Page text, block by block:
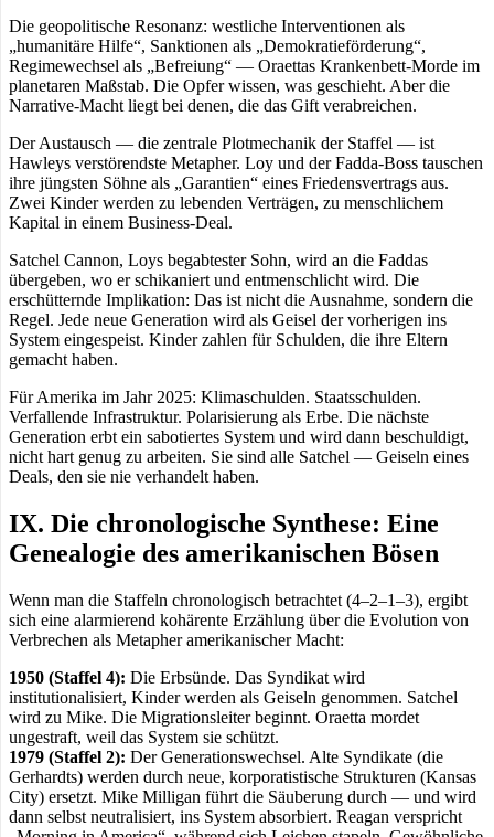
Die geopolitische Resonanz: westliche Interventionen als
„humanitäre Hilfe“, Sanktionen als „Demokratieförderung“,
Regimewechsel als „Befreiung“ — Oraettas Krankenbett-Morde im
planetaren Maßstab. Die Opfer wissen, was geschieht. Aber die
Narrative-Macht liegt bei denen, die das Gift verabreichen.
Der Austausch — die zentrale Plotmechanik der Staffel — ist
Hawleys verstörendste Metapher. Loy und der Fadda-Boss tauschen
ihre jüngsten Söhne als „Garantien“ eines Friedensvertrags aus.
Zwei Kinder werden zu lebenden Verträgen, zu menschlichem
Kapital in einem Business-Deal.
Satchel Cannon, Loys begabtester Sohn, wird an die Faddas
übergeben, wo er schikaniert und entmenschlicht wird. Die
erschütternde Implikation: Das ist nicht die Ausnahme, sondern die
Regel. Jede neue Generation wird als Geisel der vorherigen ins
System eingespeist. Kinder zahlen für Schulden, die ihre Eltern
gemacht haben.
Für Amerika im Jahr 2025: Klimaschulden. Staatsschulden.
Verfallende Infrastruktur. Polarisierung als Erbe. Die nächste
Generation erbt ein sabotiertes System und wird dann beschuldigt,
nicht hart genug zu arbeiten. Sie sind alle Satchel — Geiseln eines
Deals, den sie nie verhandelt haben.
IX. Die chronologische Synthese: Eine
Genealogie des amerikanischen Bösen
Wenn man die Staffeln chronologisch betrachtet (4–2–1–3), ergibt
sich eine alarmierend kohärente Erzählung über die Evolution von
Verbrechen als Metapher amerikanischer Macht:
1950 (Staffel 4): Die Erbsünde. Das Syndikat wird
institutionalisiert, Kinder werden als Geiseln genommen. Satchel
wird zu Mike. Die Migrationsleiter beginnt. Oraetta mordet
ungestraft, weil das System sie schützt.
1979 (Staffel 2): Der Generationswechsel. Alte Syndikate (die
Gerhardts) werden durch neue, korporatistische Strukturen (Kansas
City) ersetzt. Mike Milligan führt die Säuberung durch — und wird
dann selbst neutralisiert, ins System absorbiert. Reagan verspricht